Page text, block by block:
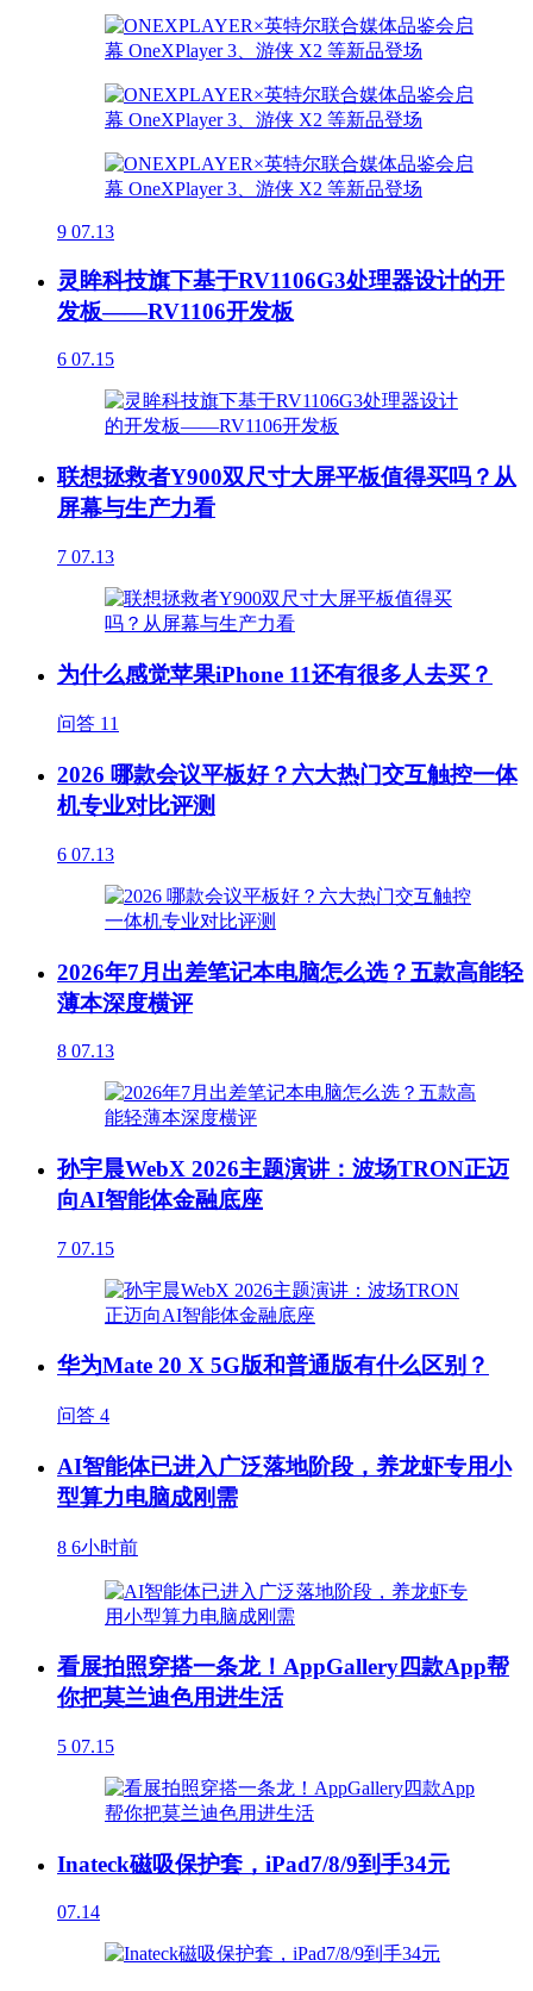
9 07.13
灵眸科技旗下基于RV1106G3处理器设计的开
发板——RV1106开发板
6 07.15
联想拯救者Y900双尺寸大屏平板值得买吗？从
屏幕与生产力看
7 07.13
为什么感觉苹果iPhone 11还有很多人去买？
问答 11
2026 哪款会议平板好？六大热门交互触控一体
机专业对比评测
6 07.13
2026年7月出差笔记本电脑怎么选？五款高能轻
薄本深度横评
8 07.13
孙宇晨WebX 2026主题演讲：波场TRON正迈
向AI智能体金融底座
7 07.15
华为Mate 20 X 5G版和普通版有什么区别？
问答 4
AI智能体已进入广泛落地阶段，养龙虾专用小
型算力电脑成刚需
8 6小时前
看展拍照穿搭一条龙！AppGallery四款App帮
你把莫兰迪色用进生活
5 07.15
Inateck磁吸保护套，iPad7/8/9到手34元
07.14